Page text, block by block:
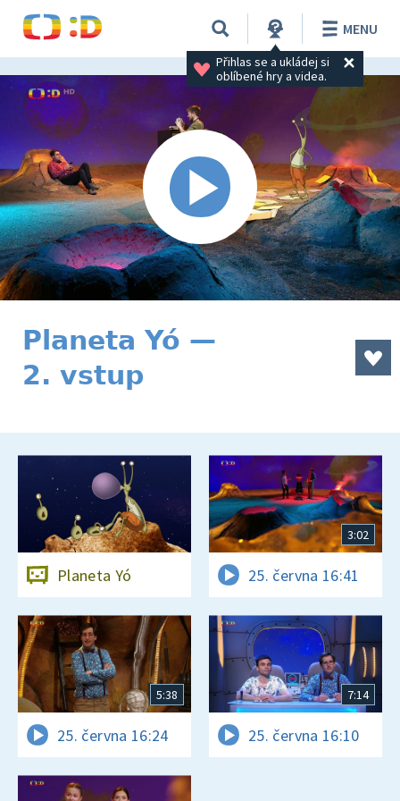
Přihlas se a ukládej si
oblíbené hry a videa.
MENU
Planeta Yó —
2. vstup
Planeta Yó
3:02
25. června 16:41
5:38
25. června 16:24
7:14
25. června 16:10